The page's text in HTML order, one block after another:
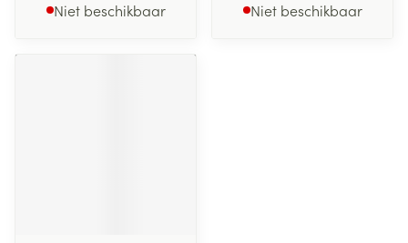
Niet beschikbaar Niet beschikbaar